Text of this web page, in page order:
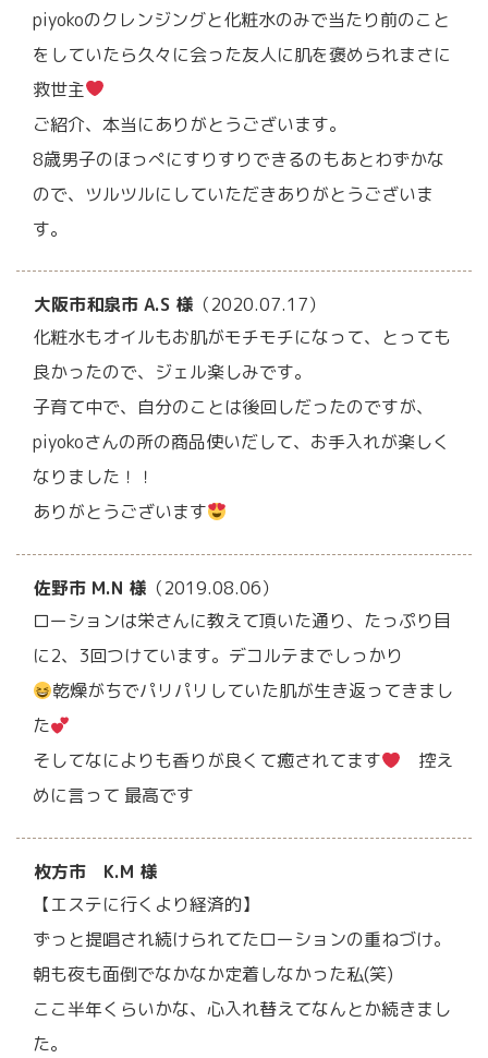
piyokoのクレンジングと化粧水のみで当たり前のこと
をしていたら久々に会った友人に肌を褒められまさに
救世主
ご紹介、本当にありがとうございます。
8歳男子のほっぺにすりすりできるのもあとわずかな
ので、ツルツルにしていただきありがとうございま
す。
大阪市和泉市 A.S 様 （2020.07.17）
化粧水もオイルもお肌がモチモチになって、とっても
良かったので、ジェル楽しみです。
子育て中で、自分のことは後回しだったのですが、
piyokoさんの所の商品使いだして、お手入れが楽しく
なりました！！
ありがとうございます
佐野市 M.N 様 （2019.08.06）
ローションは栄さんに教えて頂いた通り、たっぷり目
に2、3回つけています。デコルテまでしっかり
乾燥がちでパリパリしていた肌が生き返ってきまし
た
そしてなによりも香りが良くて癒されてます
控え
めに言って 最高です
枚方市 K.M 様
【エステに行くより経済的】
ずっと提唱され続けられてたローションの重ねづけ。
朝も夜も面倒でなかなか定着しなかった私(笑)
ここ半年くらいかな、心入れ替えてなんとか続きまし
た。